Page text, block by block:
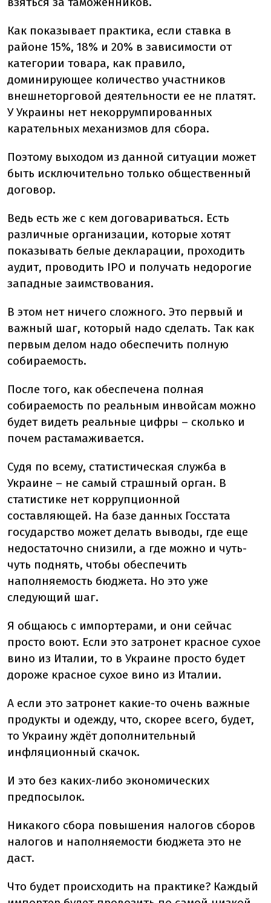
Как показывает практика, если ставка в
районе 15%, 18% и 20% в зависимости от
категории товара, как правило,
доминирующее количество участников
внешнеторговой деятельности ее не платят.
У Украины нет некоррумпированных
карательных механизмов для сбора.
Поэтому выходом из данной ситуации может
быть исключительно только общественный
договор.
Ведь есть же с кем договариваться. Есть
различные организации, которые хотят
показывать белые декларации, проходить
аудит, проводить IPO и получать недорогие
западные заимствования.
В этом нет ничего сложного. Это первый и
важный шаг, который надо сделать. Так как
первым делом надо обеспечить полную
собираемость.
После того, как обеспечена полная
собираемость по реальным инвойсам можно
будет видеть реальные цифры – сколько и
почем растамаживается.
Судя по всему, статистическая служба в
Украине – не самый страшный орган. В
статистике нет коррупционной
составляющей. На базе данных Госстата
государство может делать выводы, где еще
недостаточно снизили, а где можно и чуть-
чуть поднять, чтобы обеспечить
наполняемость бюджета. Но это уже
следующий шаг.
Я общаюсь с импортерами, и они сейчас
просто воют. Если это затронет красное сухое
вино из Италии, то в Украине просто будет
дороже красное сухое вино из Италии.
А если это затронет какие-то очень важные
продукты и одежду, что, скорее всего, будет,
то Украину ждёт дополнительный
инфляционный скачок.
И это без каких-либо экономических
предпосылок.
Никакого сбора повышения налогов сборов
налогов и наполняемости бюджета это не
даст.
Что будет происходить на практике? Каждый